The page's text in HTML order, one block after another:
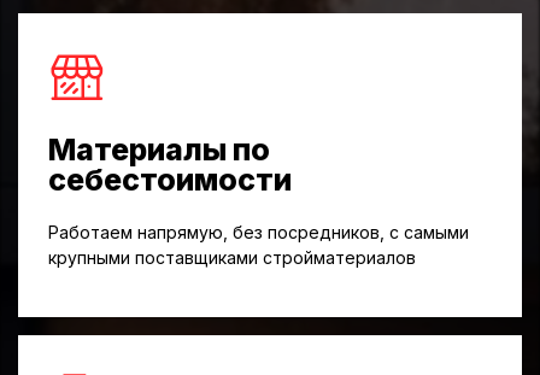
Материалы по
себестоимости
Работаем напрямую, без посредников, с самыми
крупными поставщиками стройматериалов